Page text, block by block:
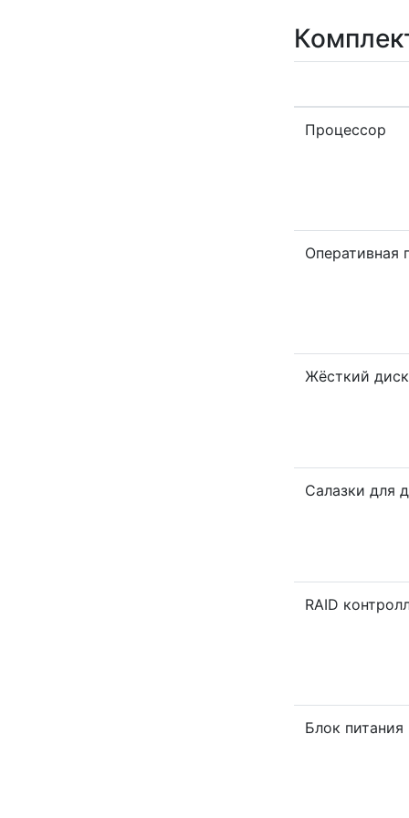
Процессор
Оперативная
Жёсткий диск
Салазки для
RAID
Блок питания